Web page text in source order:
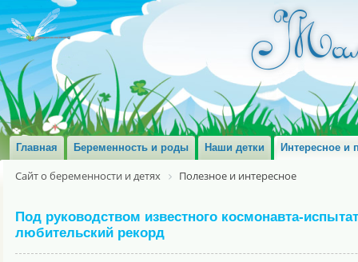
Главная Беременность и роды Наши детки Интересное и
Сайт о беременности и детях Полезное и интересное
Под руководством известного космонавта-
любительский рекорд